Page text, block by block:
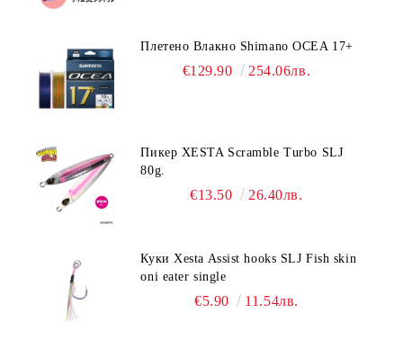
Плетено Влакно Shimano OCEA 17+
€129.90 254.06лв.
Пикер XESTA Scramble Turbo SLJ
80g.
€13.50 26.40лв.
Куки Xesta Assist hooks SLJ Fish skin
oni eater single
€5.90 11.54лв.